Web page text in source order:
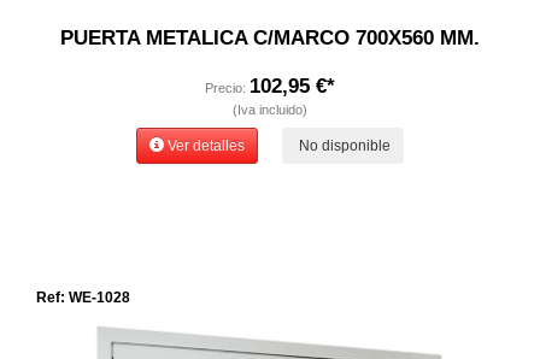
PUERTA METALICA C/MARCO 700X560 MM.
Precio: 102,95 €*
(Iva incluido)
Ver detalles No disponible
Ref: WE-1028